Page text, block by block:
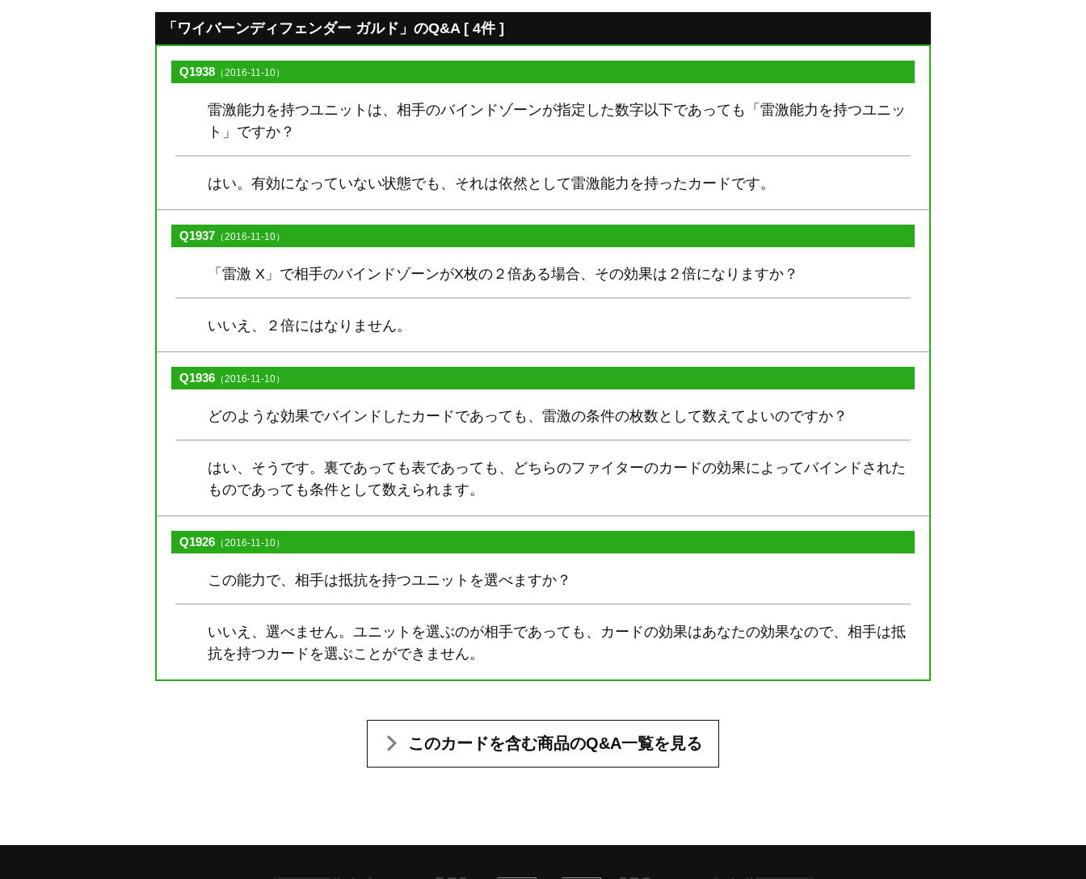
「ワイバーンディフェンダー ガルド」のQ&A [ 4件 ]
Q1938 （2016-11-10）
雷激能力を持つユニットは、相手のバインドゾーンが指定した数字以下であっても「雷激能力を持つユニッ
ト」ですか？
はい。有効になっていない状態でも、それは依然として雷激能力を持ったカードです。
Q1937 （2016-11-10）
「雷激 X」で相手のバインドゾーンがX枚の２倍ある場合、その効果は２倍になりますか？
いいえ、２倍にはなりません。
Q1936 （2016-11-10）
どのような効果でバインドしたカードであっても、雷激の条件の枚数として数えてよいのですか？
はい、そうです。裏であっても表であっても、どちらのファイターのカードの効果によってバインドされた
ものであっても条件として数えられます。
Q1926 （2016-11-10）
この能力で、相手は抵抗を持つユニットを選べますか？
いいえ、選べません。ユニットを選ぶのが相手であっても、カードの効果はあなたの効果なので、相手は抵
抗を持つカードを選ぶことができません。
このカードを含む商品のQ&A一覧を見る